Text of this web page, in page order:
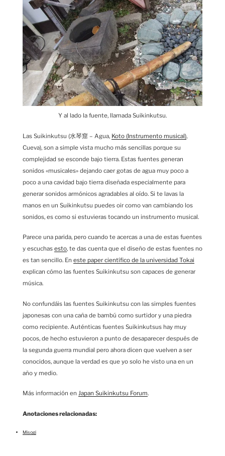
Y al lado la fuente, llamada Suikinkutsu.
Las Suikinkutsu (水琴窟 – Agua, Koto (Instrumento musical),
Cueva), son a simple vista mucho más sencillas porque su
complejidad se esconde bajo tierra. Estas fuentes generan
sonidos «musicales» dejando caer gotas de agua muy poco a
poco a una cavidad bajo tierra diseñada especialmente para
generar sonidos armónicos agradables al oído. Si te lavas la
manos en un Suikinkutsu puedes oir como van cambiando los
sonidos, es como si estuvieras tocando un instrumento musical.
Parece una parida, pero cuando te acercas a una de estas fuentes
y escuchas esto, te das cuenta que el diseño de estas fuentes no
es tan sencillo. En este paper científico de la universidad Tokai
explican cómo las fuentes Suikinkutsu son capaces de generar
música.
No confundáis las fuentes Suikinkutsu con las simples fuentes
japonesas con una caña de bambú como surtidor y una piedra
como recipiente. Auténticas fuentes Suikinkutsus hay muy
pocos, de hecho estuvieron a punto de desaparecer después de
la segunda guerra mundial pero ahora dicen que vuelven a ser
conocidos, aunque la verdad es que yo solo he visto una en un
año y medio.
Más información en Japan Suikinkutsu Forum.
Anotaciones relacionadas:
Misogi